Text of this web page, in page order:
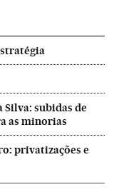
subidas de
as minorias
privatizações e